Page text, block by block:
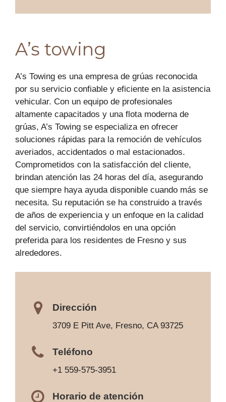
A’s towing
A’s Towing es una empresa de grúas reconocida
por su servicio confiable y eficiente en la asistencia
vehicular. Con un equipo de profesionales
altamente capacitados y una flota moderna de
grúas, A’s Towing se especializa en ofrecer
soluciones rápidas para la remoción de vehículos
averiados, accidentados o mal estacionados.
Comprometidos con la satisfacción del cliente,
brindan atención las 24 horas del día, asegurando
que siempre haya ayuda disponible cuando más se
necesita. Su reputación se ha construido a través
de años de experiencia y un enfoque en la calidad
del servicio, convirtiéndolos en una opción
preferida para los residentes de Fresno y sus
alrededores.
Dirección
3709 E Pitt Ave, Fresno, CA 93725
Teléfono
+1 559-575-3951
Horario de atención